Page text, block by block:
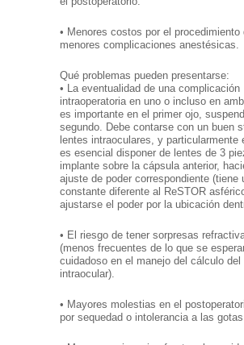
• Menores costos por el procedimiento
menores complicaciones anestésicas.
Qué problemas pueden presentarse:
• La eventualidad de una complicación
intraoperatoria en uno o incluso en
es importante en el primer ojo,
segundo. Debe contarse con un buen
lentes intraoculares, y particularmente
es esencial disponer de lentes de 3
implante sobre la cápsula anterior,
ajuste de poder correspondiente (tiene
constante diferente al ReSTOR
ajustarse el poder por la ubicación
• El riesgo de tener sorpresas
(menos frecuentes de lo que se
cuidadoso en el manejo del cálculo del
intraocular).
• Mayores molestias en el
por sequedad o intolerancia a las